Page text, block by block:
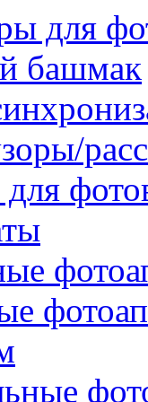
для
башмак